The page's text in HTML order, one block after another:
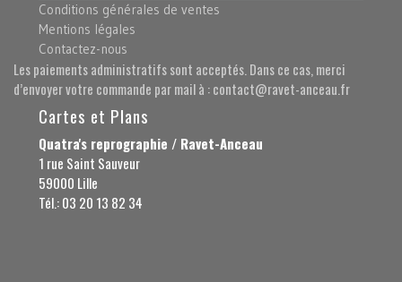
Conditions générales de ventes
Mentions légales
Contactez-nous
Les paiements administratifs sont acceptés. Dans ce cas, merci
d’envoyer votre commande par mail à : contact@ravet-anceau.fr
Cartes et Plans
Quatra's reprographie / Ravet-Anceau
1 rue Saint Sauveur
59000 Lille
Tél.: 03 20 13 82 34